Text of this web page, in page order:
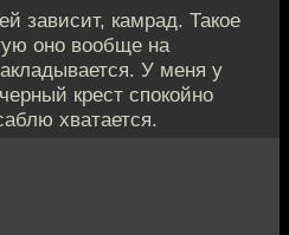
зависит, камрад. Такое
оно вообще на
У меня у
крест спокойно
хватается.